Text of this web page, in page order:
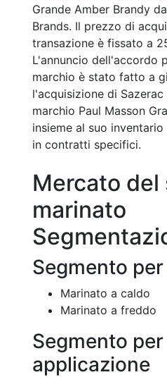
Grande Amber Brandy
Brands. Il prezzo di
transazione è fissato a
L'annuncio dell'accordo
marchio è stato fatto a
l'acquisizione di
marchio Paul Masson
insieme al suo
in contratti specifici.
Mercato del
marinato
Segmento
Marinato a caldo
Marinato a freddo
Segmento per
applicazione